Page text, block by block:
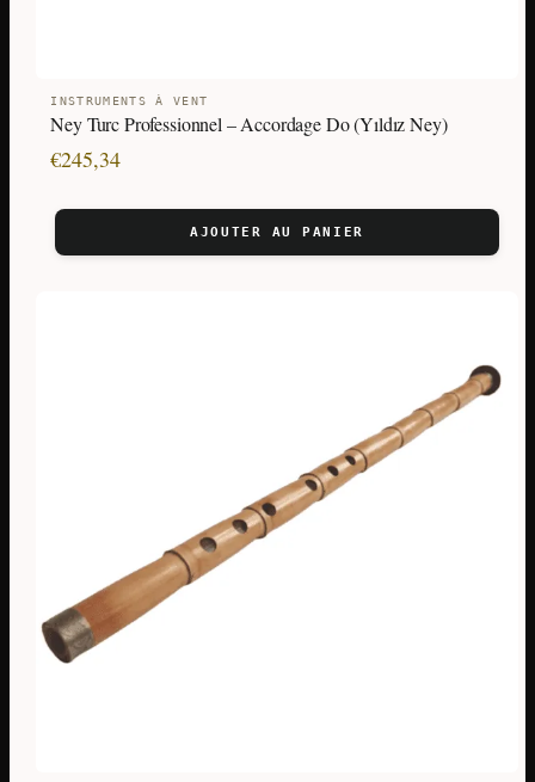
INSTRUMENTS À VENT
Ney Turc Professionnel – Accordage Do (Yıldız Ney)
€245,34
AJOUTER AU PANIER